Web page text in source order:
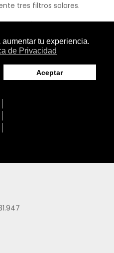
tres filtros solares.
rigurosamente
a ninguna controversia,
solar innovadora.
nueva gama solar que se
SUN SECURE,
dermatológica muy alta y